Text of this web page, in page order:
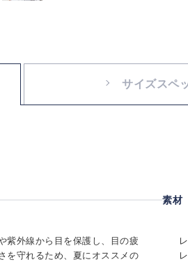
サイズスペ
紫外線から目を保護し、目の疲
を守れるため、夏にオススメの
素材